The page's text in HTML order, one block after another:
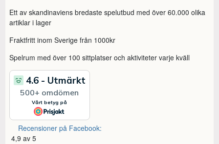
Ett av skandinaviens bredaste spelutbud med över 60.000 olika
artiklar i lager
Fraktfritt inom Sverige från 1000kr
Spelrum med över 100 sittplatser och aktiviteter varje kväll
Recensioner på Facebook:
4,9 av 5